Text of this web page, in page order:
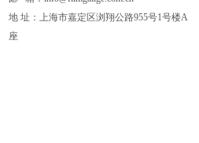
地 址：上海市嘉定区浏翔公路955号1号楼A
座